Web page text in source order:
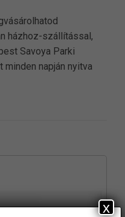
házhoz-szállítással,
Savoya Parki
minden napján nyitva
x